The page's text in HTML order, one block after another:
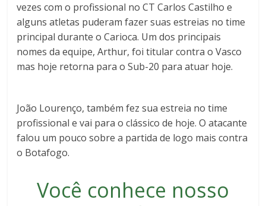
vezes com o profissional no CT Carlos Castilho e
alguns atletas puderam fazer suas estreias no time
principal durante o Carioca. Um dos principais
nomes da equipe, Arthur, foi titular contra o Vasco
mas hoje retorna para o Sub-20 para atuar hoje.
João Lourenço, também fez sua estreia no time
profissional e vai para o clássico de hoje. O atacante
falou um pouco sobre a partida de logo mais contra
o Botafogo.
Você conhece nosso